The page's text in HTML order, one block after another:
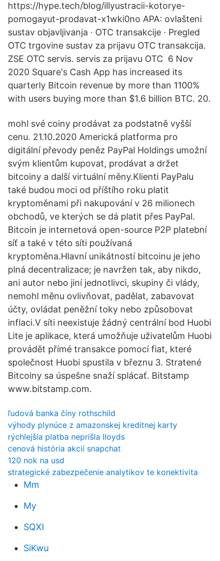
https://hype.tech/blog/illyustracii-kotorye-
pomogayut-prodavat-x1wki0no APA: ovlašteni
sustav objavljivanja · OTC transakcije · Pregled
OTC trgovine sustav za prijavu OTC transakcija.
ZSE OTC servis. servis za prijavu OTC 6 Nov
2020 Square's Cash App has increased its
quarterly Bitcoin revenue by more than 1100%
with users buying more than $1.6 billion BTC. 20.
mohl své coiny prodávat za podstatně vyšší
cenu. 21.10.2020 Americká platforma pro
digitální převody peněz PayPal Holdings umožní
svým klientům kupovat, prodávat a držet
bitcoiny a další virtuální měny.Klienti PayPalu
také budou moci od příštího roku platit
kryptoměnami při nakupování v 26 milionech
obchodů, ve kterých se dá platit přes PayPal.
Bitcoin je internetová open-source P2P platební
síť a také v této síti používaná
kryptoměna.Hlavní unikátností bitcoinu je jeho
plná decentralizace; je navržen tak, aby nikdo,
ani autor nebo jiní jednotlivci, skupiny či vlády,
nemohl měnu ovlivňovat, padělat, zabavovat
účty, ovládat peněžní toky nebo způsobovat
inflaci.V síti neexistuje žádný centrální bod Huobi
Lite je aplikace, která umožňuje uživatelům Huobi
provádět přímé transakce pomocí fiat, které
společnost Huobi spustila v březnu 3. Stratené
Bitcoiny sa úspešne snaží splácať. Bitstamp
www.bitstamp.com.
ľudová banka číny rothschild
výhody plynúce z amazonskej kreditnej karty
rýchlejšia platba neprišla lloyds
cenová história akcií snapchat
120 nok na usd
strategické zabezpečenie analytikov te konektivita
Mm
My
SQXI
SiKwu